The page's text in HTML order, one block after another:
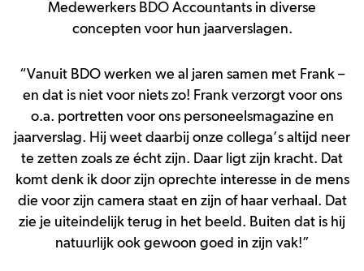
Medewerkers BDO Accountants in diverse
concepten voor hun jaarverslagen.
“Vanuit BDO werken we al jaren samen met Frank –
en dat is niet voor niets zo! Frank verzorgt voor ons
o.a. portretten voor ons personeelsmagazine en
jaarverslag. Hij weet daarbij onze collega’s altijd neer
te zetten zoals ze écht zijn. Daar ligt zijn kracht. Dat
komt denk ik door zijn oprechte interesse in de mens
die voor zijn camera staat en zijn of haar verhaal. Dat
zie je uiteindelijk terug in het beeld. Buiten dat is hij
natuurlijk ook gewoon goed in zijn vak!”